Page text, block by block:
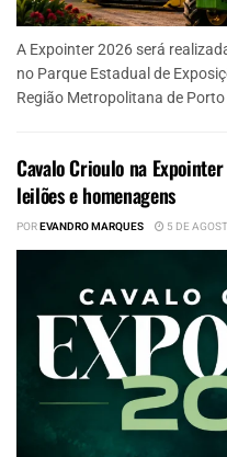
A Expointer 2026 será
no Parque Estadual de
Região Metropolitana de Porto
Cavalo Crioulo na
leilões e homenagens
POREVANDRO MARQUES 5 DE